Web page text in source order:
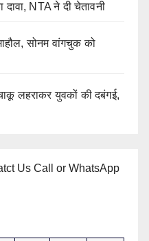
NTA ने दी चेतावनी
सोनम वांगचुक को
लहराकर युवकों की दबंगई,
Us Call or WhatsApp